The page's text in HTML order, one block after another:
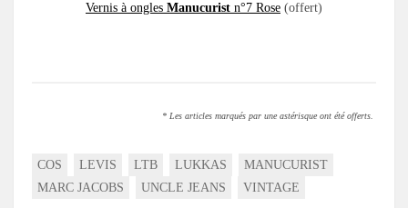
Vernis à ongles Manucurist n°7 Rose (offert)
* Les articles marqués par une astérisque ont été offerts.
COS LEVIS LTB LUKKAS
MANUCURIST
MARC JACOBS
UNCLE JEANS VINTAGE